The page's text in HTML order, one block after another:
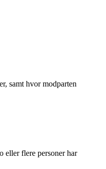
samt hvor modparten
eller flere personer har